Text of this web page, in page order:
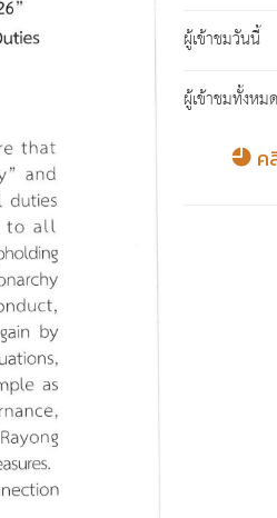
ผู้เข้าชมวันนี้
ผู้เข้าชมทั้งหมด
ค